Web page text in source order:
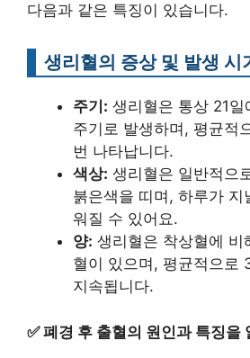
다음과 같은 특징이 있습니다.
생리혈의 증상 및 발생 시
주기: 생리혈은 통상 21
주기로 발생하며, 평균적
번 나타납니다.
색상: 생리혈은 일반적으
붉은색을 띠며, 하루가 지
워질 수 있어요.
양: 생리혈은 착상혈에 비
혈이 있으며, 평균적으로
지속됩니다.
✅폐경 후 출혈의 원인과 특징을